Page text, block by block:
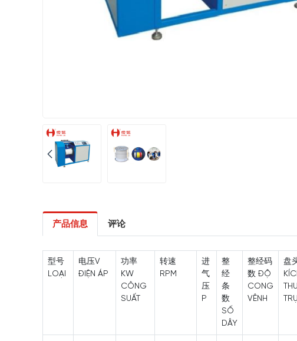
产品信息 评论
型号
LOẠI
电压V
ĐIỆN ÁP
功率
KW
CÔNG
SUẤT
转速
RPM
进
气
压
P
整
经
条
数
SỐ
DÂY
整经码
数 ĐỘ
CONG
VÊNH
盘